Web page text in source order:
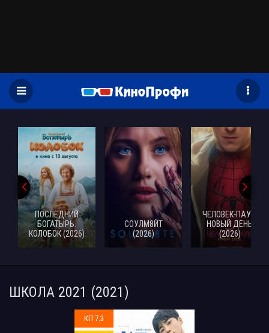
ПОСЛЕДНИЙ
БОГАТЫРЬ.
КОЛОБОК (2026)
СОУЛМ8ЙТ
(2026)
ЧЕЛОВЕК-ПАУК:
НОВЫЙ ДЕНЬ
(2026)
ШКОЛА 2021 (2021)
КП 7.3